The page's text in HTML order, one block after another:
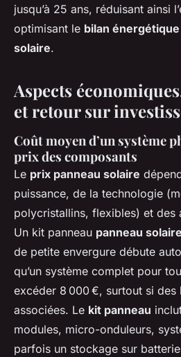
jusqu’à 25 ans, réduisant ainsi
optimisant le bilan énergétique
solaire.
Aspects
et retour sur
Coût moyen d’un système
prix des composants
Le prix panneau solaire
puissance, de la technologie
polycristallins, flexibles) et des
Un kit panneau panneau
de petite envergure débute
qu’un système complet pour
excéder 8 000 €, surtout si des
associées. Le kit panneau
modules, micro-onduleurs,
parfois un stockage sur